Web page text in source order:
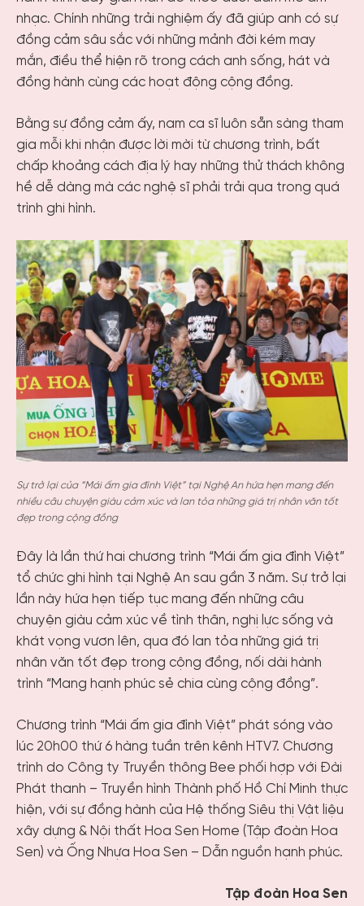
nhạc. Chính những trải nghiệm ấy đã giúp anh có sự
đồng cảm sâu sắc với những mảnh đời kém may
mắn, điều thể hiện rõ trong cách anh sống, hát và
đồng hành cùng các hoạt động cộng đồng.
Bằng sự đồng cảm ấy, nam ca sĩ luôn sẵn sàng tham
gia mỗi khi nhận được lời mời từ chương trình, bất
chấp khoảng cách địa lý hay những thử thách không
hề dễ dàng mà các nghệ sĩ phải trải qua trong quá
trình ghi hình.
Sự trở lại của “Mái ấm gia đình Việt” tại Nghệ An hứa hẹn mang đến
nhiều câu chuyện giàu cảm xúc và lan tỏa những giá trị nhân văn tốt
đẹp trong cộng đồng
Đây là lần thứ hai chương trình “Mái ấm gia đình Việt”
tổ chức ghi hình tại Nghệ An sau gần 3 năm. Sự trở lại
lần này hứa hẹn tiếp tục mang đến những câu
chuyện giàu cảm xúc về tình thân, nghị lực sống và
khát vọng vươn lên, qua đó lan tỏa những giá trị
nhân văn tốt đẹp trong cộng đồng, nối dài hành
trình “Mang hạnh phúc sẻ chia cùng cộng đồng”.
Chương trình “Mái ấm gia đình Việt” phát sóng vào
lúc 20h00 thứ 6 hàng tuần trên kênh HTV7. Chương
trình do Công ty Truyền thông Bee phối hợp với Đài
Phát thanh – Truyền hình Thành phố Hồ Chí Minh thực
hiện, với sự đồng hành của Hệ thống Siêu thị Vật liệu
xây dựng & Nội thất Hoa Sen Home (Tập đoàn Hoa
Sen) và Ống Nhựa Hoa Sen – Dẫn nguồn hạnh phúc.
Tập đoàn Hoa Sen